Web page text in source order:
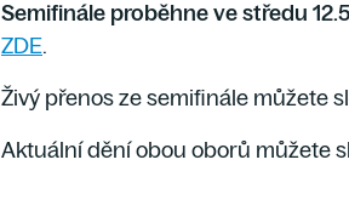
Semifinále proběhne ve středu
ZDE.
Živý přenos ze semifinále můžete
Aktuální dění obou oborů můžete